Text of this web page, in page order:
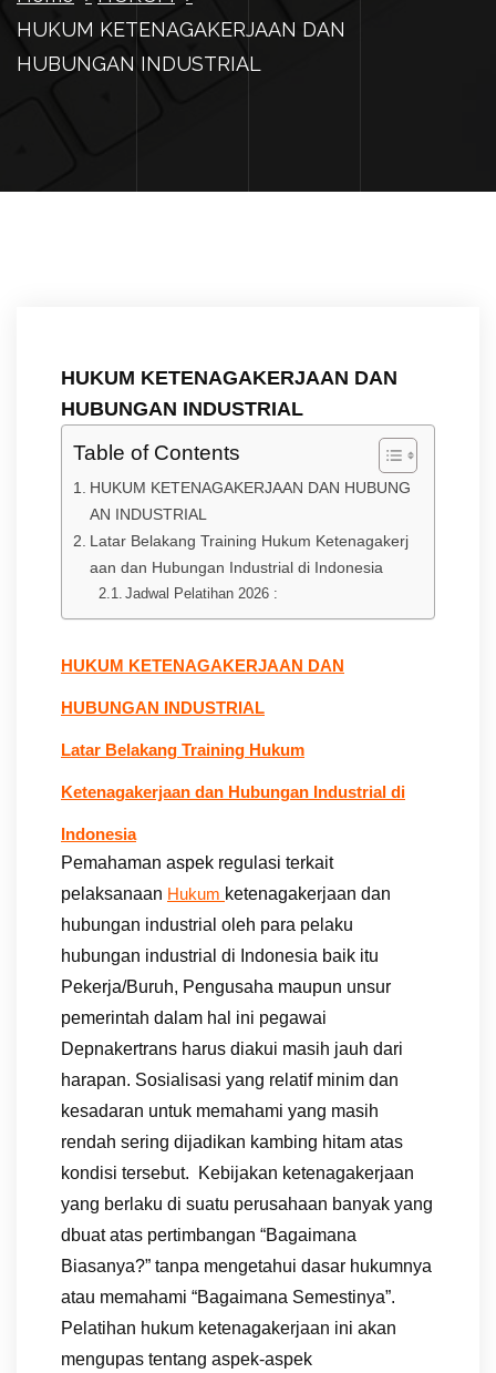
HUKUM KETENAGAKERJAAN DAN
HUBUNGAN INDUSTRIAL
HUKUM KETENAGAKERJAAN DAN
HUBUNGAN INDUSTRIAL
Table of Contents
HUKUM KETENAGAKERJAAN DAN HUBUNG
AN INDUSTRIAL
Latar Belakang Training Hukum Ketenagakerj
aan dan Hubungan Industrial di Indonesia
Jadwal Pelatihan 2026 :
HUKUM KETENAGAKERJAAN DAN
HUBUNGAN INDUSTRIAL
Latar Belakang Training Hukum
Ketenagakerjaan dan Hubungan Industrial di
Indonesia
Pemahaman aspek regulasi terkait
pelaksanaan Hukum ketenagakerjaan dan
hubungan industrial oleh para pelaku
hubungan industrial di Indonesia baik itu
Pekerja/Buruh, Pengusaha maupun unsur
pemerintah dalam hal ini pegawai
Depnakertrans harus diakui masih jauh dari
harapan. Sosialisasi yang relatif minim dan
kesadaran untuk memahami yang masih
rendah sering dijadikan kambing hitam atas
kondisi tersebut. Kebijakan ketenagakerjaan
yang berlaku di suatu perusahaan banyak yang
dbuat atas pertimbangan “Bagaimana
Biasanya?” tanpa mengetahui dasar hukumnya
atau memahami “Bagaimana Semestinya”.
Pelatihan hukum ketenagakerjaan ini akan
mengupas tentang aspek-aspek